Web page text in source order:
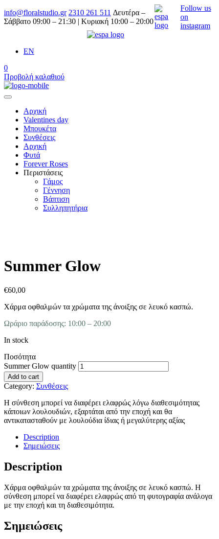
info@floralstudio.gr 2310 261 511 Δευτέρα –
Σάββατο 09:00 – 21:30 | Κυριακή 10:00 – 20:00
Follow us
on
instagram
EN
0
Προβολή καλαθιού
Αρχική
Valentines day
Μπουκέτα
Συνθέσεις
Αρχική
Φυτά
Forever Roses
Περιστάσεις
Γάμος
Γέννηση
Βάπτιση
Συλληπητήρια
Summer Glow
€60,00
Χάρμα οφθαλμών τα χρώματα της άνοιξης σε λευκό κασπώ.
Ωράριο παράδοσης: 10:00 – 20:00
In stock
Ποσότητα
Summer Glow quantity
Add to cart
Category: Συνθέσεις
Η σύνθεση μπορεί να διαφέρει ελαφρώς λόγω διαθεσιμότητας
κάποιων λουλουδιών, εξαρτάται από την εποχή και θα
αντικατασταθούν με λουλούδια ίδιας ή μεγαλύτερης αξίας
Description
Σημειώσεις
Description
Χάρμα οφθαλμών τα χρώματα της άνοιξης σε λευκό κασπώ. Η
σύνθεση μπορεί να διαφέρει ελαφρώς από τη φυτογραφία ανάλογα
με την εποχή και τη διαθεσιμότητα.
Σημειώσεις